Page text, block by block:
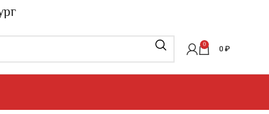
0
0 ₽